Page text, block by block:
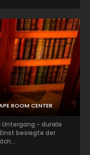
ROOM CENTER
- dunkle
besiegte der